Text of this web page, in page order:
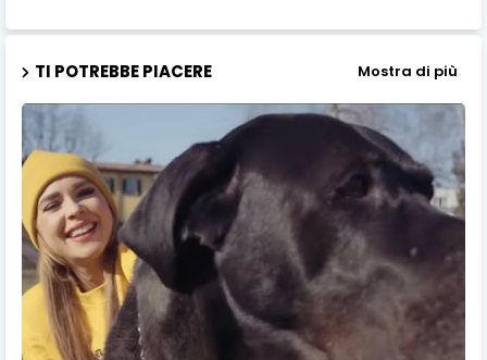
TI POTREBBE PIACERE Mostra di più